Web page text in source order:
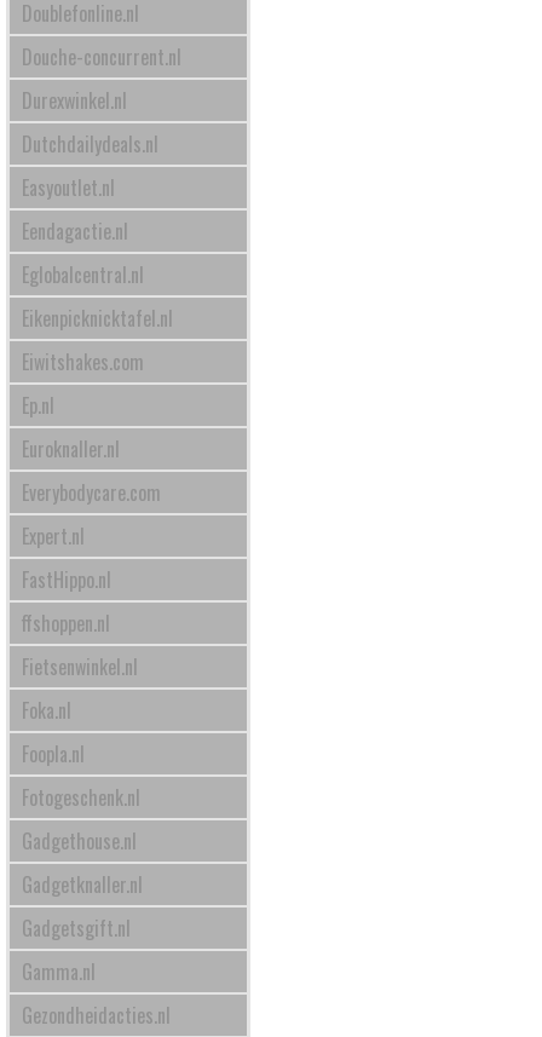
Doublefonline.nl
Douche-concurrent.nl
Durexwinkel.nl
Dutchdailydeals.nl
Easyoutlet.nl
Eendagactie.nl
Eglobalcentral.nl
Eikenpicknicktafel.nl
Eiwitshakes.com
Ep.nl
Euroknaller.nl
Everybodycare.com
Expert.nl
FastHippo.nl
ffshoppen.nl
Fietsenwinkel.nl
Foka.nl
Foopla.nl
Fotogeschenk.nl
Gadgethouse.nl
Gadgetknaller.nl
Gadgetsgift.nl
Gamma.nl
Gezondheidacties.nl